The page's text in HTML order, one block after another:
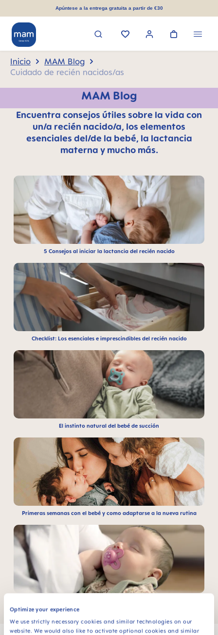
Optimize your experience
We use strictly necessary cookies and similar technologies on our
website. We would also like to activate optional cookies and similar
Apúntese a la entrega gratuita a partir de €30
Inicio
MAM Blog
Cuidado de recién nacidos/as
MAM Blog
Encuentra consejos útiles sobre la vida con
un/a recién nacido/a, los elementos
esenciales del/de la bebé, la lactancia
materna y mucho más.
5 Consejos al iniciar la lactancia del recién nacido
Checklist: Los esenciales e imprescindibles del recién nacido
El instinto natural del bebé de succión
Primeras semanas con el bebé y como adaptarse a la nueva rutina